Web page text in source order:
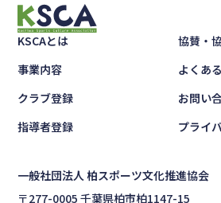
KSCAとは
事業内容
クラブ登録
指導者登録
協賛・
よくあ
お問い
プライ
一般社団法人 柏スポーツ文化推進協会
〒277-0005 千葉県柏市柏1147-15